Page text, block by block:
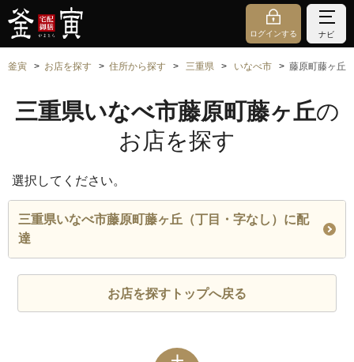
ログインする ナビ
釜寅 お店を探す 住所から探す 三重県 いなべ市 藤原町藤ヶ丘
三重県いなべ市藤原町藤ヶ丘の
お店を探す
選択してください。
三重県いなべ市藤原町藤ヶ丘（丁目・字なし）に配
達
お店を探すトップへ戻る